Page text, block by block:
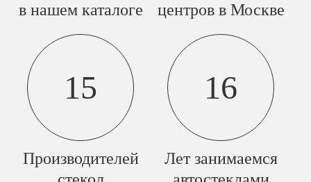
в нашем каталоге
центров в Москве
15
Производителей
16
Лет занимаемся